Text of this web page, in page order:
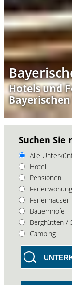
Hotels und
Bayerischen
Suchen
Alle
Hotel
Pensionen
Ferienhäuser
Bauernhöfe
Berghütten /
Camping